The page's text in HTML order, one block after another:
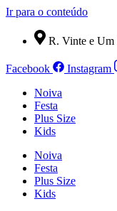
Ir para o conteúdo
R. Vinte e Um
Facebook Instagram
Noiva
Festa
Plus Size
Kids
Noiva
Festa
Plus Size
Kids